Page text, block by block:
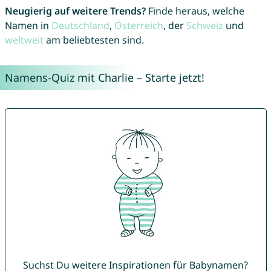
Neugierig auf weitere Trends?Finde heraus, welche
Namen in Deutschland, Österreich, der Schweiz und
weltweitam beliebtesten sind.
Namens-Quiz mit Charlie – Starte jetzt!
Suchst Du weitere Inspirationen für Babynamen?